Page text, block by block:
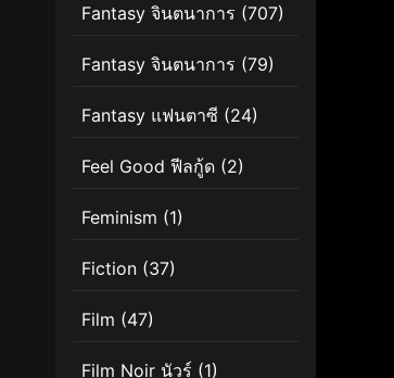
Fantasy จินตนาการ (707)
Fantasy จินตนาการ (79)
Fantasy แฟนตาซี (24)
Feel Good ฟีลกู้ด (2)
Feminism (1)
Fiction (37)
Film (47)
Film Noir นัวร์ (1)